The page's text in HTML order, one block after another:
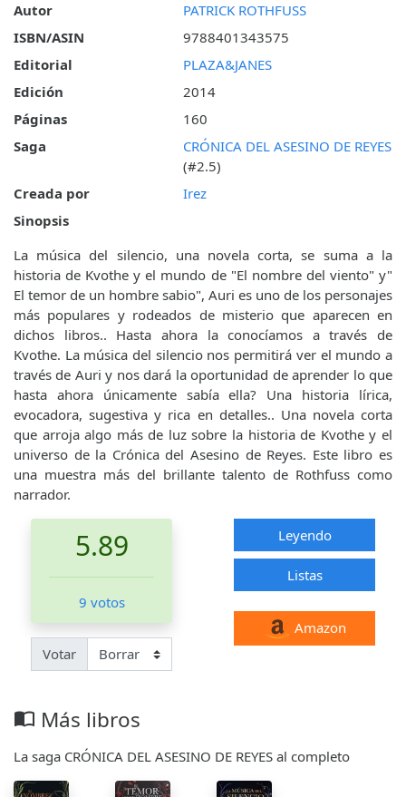
Autor
PATRICK ROTHFUSS
ISBN/ASIN
9788401343575
Editorial
PLAZA&JANES
Edición
2014
Páginas
160
Saga
CRÓNICA DEL ASESINO DE REYES
(#2.5)
Creada por
Irez
Sinopsis
La música del silencio, una novela corta, se suma a la
historia de Kvothe y el mundo de "El nombre del viento" y"
El temor de un hombre sabio", Auri es uno de los personajes
más populares y rodeados de misterio que aparecen en
dichos libros.. Hasta ahora la conocíamos a través de
Kvothe. La música del silencio nos permitirá ver el mundo a
través de Auri y nos dará la oportunidad de aprender lo que
hasta ahora únicamente sabía ella? Una historia lírica,
evocadora, sugestiva y rica en detalles.. Una novela corta
que arroja algo más de luz sobre la historia de Kvothe y el
universo de la Crónica del Asesino de Reyes. Este libro es
una muestra más del brillante talento de Rothfuss como
narrador.
5.89
9 votos
Votar
Leyendo
Listas
Amazon
import_contacts Más libros
La saga CRÓNICA DEL ASESINO DE REYES al completo